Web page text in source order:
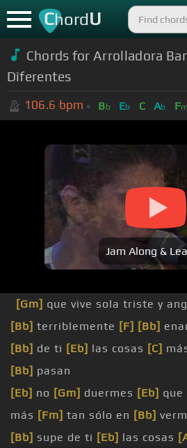
ChordU
Chords for Arrolladora
Diferentes
106.6 bpm Bb Eb C Ab Fm
Jam Along &
[Gm] que vive sola triste y
[Bb] terriblemente [F] [Bb]
[Bb] de ti [Eb] las cosas [C]
[Bb] pasan
[Eb] no [Gm] duermes [Eb] que
más [Fm] tan sólo en [Bb]
[Bb] supe de ti [Eb] las cosas